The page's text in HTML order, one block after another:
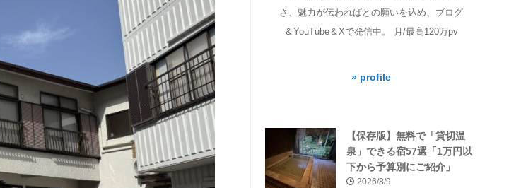
さ、魅力が伝わればとの願いを込め、ブログ
＆YouTube＆Xで発信中。 月/最高120万pv
» profile
【保存版】無料で「貸切温
泉」できる宿57選「1万円以
下から予算別にご紹介」
2026/8/9